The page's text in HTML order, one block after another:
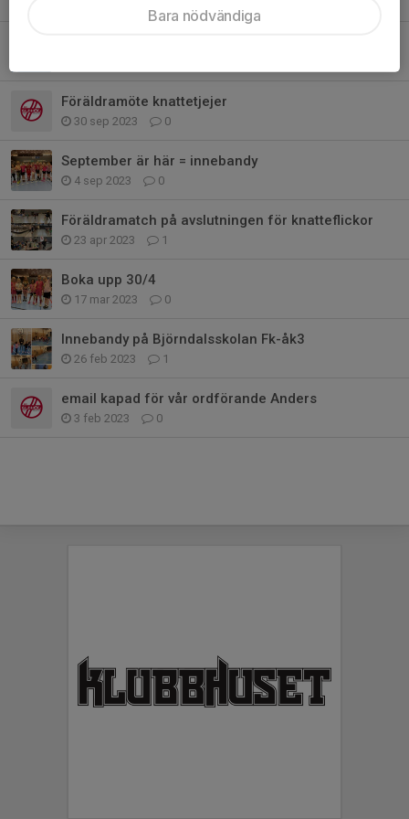
Föräldramöte knattetjejer
30 sep 2023 0
September är här = innebandy
4 sep 2023 0
Föräldramatch på avslutningen för knatteflickor
23 apr 2023 1
Boka upp 30/4
17 mar 2023 0
Innebandy på Björndalsskolan Fk-åk3
26 feb 2023 1
email kapad för vår ordförande Anders
3 feb 2023 0
Bara nödvändiga